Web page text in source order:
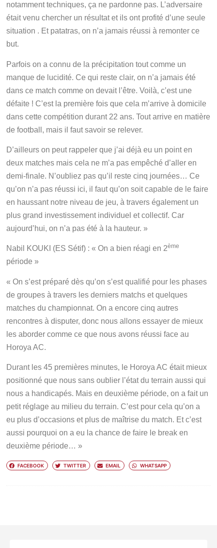
notamment techniques, ça ne pardonne pas. L’adversaire
était venu chercher un résultat et ils ont profité d’une seule
situation . Et patatras, on n’a jamais réussi à remonter ce
but.
Parfois on a connu de la précipitation tout comme un
manque de lucidité. Ce qui reste clair, on n’a jamais été
dans ce match comme on devait l’être. Voilà, c’est une
défaite ! C’est la première fois que cela m’arrive à domicile
dans cette compétition durant 22 ans. Tout arrive en matière
de football, mais il faut savoir se relever.
D’ailleurs on peut rappeler que j’ai déjà eu un point en
deux matches mais cela ne m’a pas empêché d’aller en
demi-finale. N’oubliez pas qu’il reste cinq journées… Ce
qu’on n’a pas réussi ici, il faut qu’on soit capable de le faire
en haussant notre niveau de jeu, à travers également un
plus grand investissement individuel et collectif. Car
aujourd’hui, on n’a pas été à la hauteur. »
Nabil KOUKI (ES Sétif) : « On a bien réagi en 2ème
période »
« On s’est préparé dès qu’on s’est qualifié pour les phases
de groupes à travers les derniers matchs et quelques
matches du championnat. On a encore cinq autres
rencontres à disputer, donc nous allons essayer de mieux
les aborder comme ce que nous avons réussi face au
Horoya AC.
Durant les 45 premières minutes, le Horoya AC était mieux
positionné que nous sans oublier l’état du terrain aussi qui
nous a handicapés. Mais en deuxième période, on a fait un
petit réglage au milieu du terrain. C’est pour cela qu’on a
eu plus d’occasions et plus de maîtrise du match. Et c’est
aussi pourquoi on a eu la chance de faire le break en
deuxième période… »
FACEBOOK TWITTER EMAIL WHATSAPP